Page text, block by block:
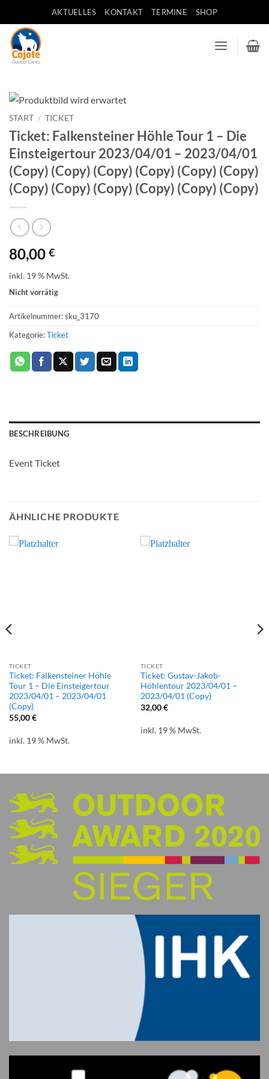
Inhalt
springen
AKTUELLES KONTAKT TERMINE SHOP
START / TICKET
Ticket: Falkensteiner Höhle Tour 1 – Die
Einsteigertour 2023/04/01 – 2023/04/01
(Copy) (Copy) (Copy) (Copy) (Copy) (Copy)
(Copy) (Copy) (Copy) (Copy) (Copy) (Copy)
80,00 €
inkl. 19 % MwSt.
Nicht vorrätig
Artikelnummer:sku_3170
Kategorie:Ticket
BESCHREIBUNG
Event Ticket
ÄHNLICHE PRODUKTE
TICKET
Ticket: Falkensteiner Höhle
Tour 1 – Die Einsteigertour
2023/04/01 – 2023/04/01
(Copy)
55,00€
inkl. 19 % MwSt.
TICKET
Ticket: Gustav-Jakob-
Höhlentour 2023/04/01 –
2023/04/01 (Copy)
32,00€
inkl. 19 % MwSt.